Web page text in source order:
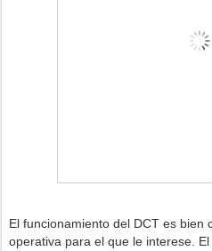
El funcionamiento del DCT es bien
operativa para el que le interese.